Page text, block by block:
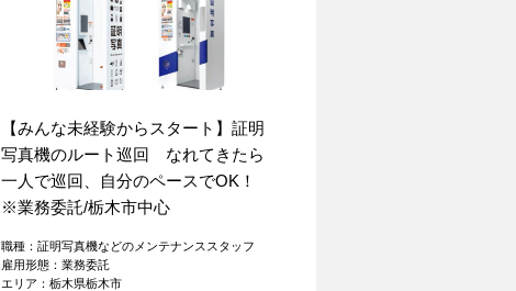
【みんな未経験からスタート】証明
写真機のルート巡回 なれてきたら
一人で巡回、自分のペースでOK！
※業務委託/栃木市中心
職種：証明写真機などのメンテナンススタッフ
雇用形態：業務委託
エリア：栃木県栃木市